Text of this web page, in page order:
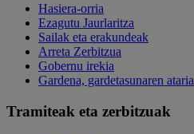
Hasiera-orria
Ezagutu Jaurlaritza
Sailak eta erakundeak
Arreta Zerbitzua
Gobernu irekia
Gardena, gardetasunaren ataria
Tramiteak eta zerbitzuak